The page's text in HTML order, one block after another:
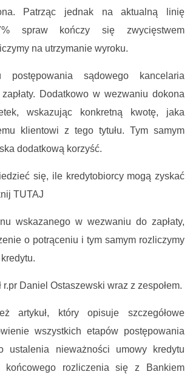
Patrząc jednak na aktualną linię
spraw kończy się zwycięstwem
na utrzymanie wyroku.
postępowania sądowego kancelaria
Dodatkowo w wezwaniu dokona
wskazując konkretną kwotę, jaka
klientowi z tego tytułu. Tym samym
dodatkową korzyść.
się, ile kredytobiorcy mogą zyskać
TUTAJ
wskazanego w wezwaniu do zapłaty,
o potrąceniu i tym samym rozliczymy
r.pr Daniel Ostaszewski wraz z zespołem.
artykuł, który opisuje szczegółowe
wszystkich etapów postępowania
ustalenia nieważności umowy kredytu
końcowego rozliczenia się z Bankiem